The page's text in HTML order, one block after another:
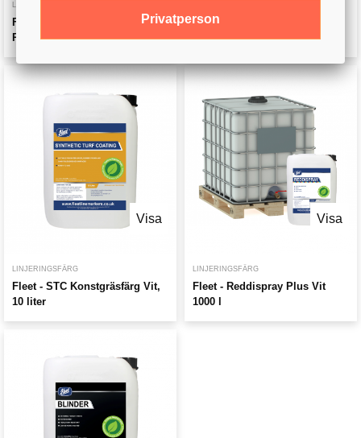
LINJERINGSFÄRG
Fleet - STC Konstgräsfärg
Röd, 10 liter
Fleet - STC Konstgräsfärg
Gul, 10 liter
Visa
LINJERINGSFÄRG
Fleet - STC Konstgräsfärg Vit,
10 liter
Visa
LINJERINGSFÄRG
Fleet - Reddispray Plus Vit
1000 l
Privatperson